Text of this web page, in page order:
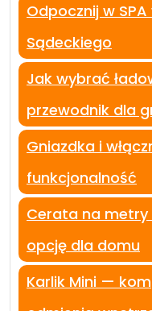
Odpocznij w
Sądeckiego
Jak wybrać
przewodnik dla
Gniazdka i
funkcjonalność
Cerata na
opcję dla domu
Karlik Mini —